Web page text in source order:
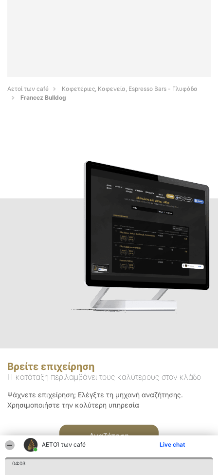
ΑΕΤΟΊ των café Live chat
04:03
Αετοί των café
Καφετέριες, Καφενεία, Espresso Bars - Γλυφάδα
Francez Bulldog
Βρείτε επιχείρηση
Η κατάταξη περιλαμβάνει τους καλύτερους στον κλάδο
Ψάχνετε επιχείρηση; Ελέγξτε τη μηχανή αναζήτησης.
Χρησιμοποιήστε την καλύτερη υπηρεσία
Αναζήτηση